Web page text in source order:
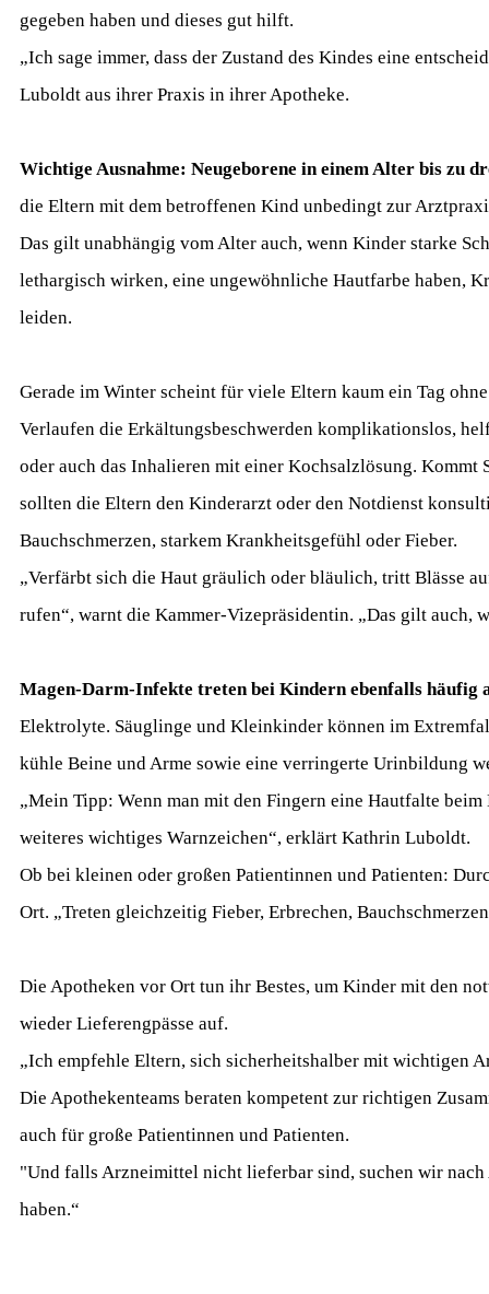
gegeben haben und dieses gut hilft.
„Ich sage immer, dass der Zustand des Kindes eine
Luboldt aus ihrer Praxis in ihrer Apotheke.
Wichtige Ausnahme: Neugeborene in einem Alter bis zu
die Eltern mit dem betroffenen Kind unbedingt zur
Das gilt unabhängig vom Alter auch, wenn Kinder starke
lethargisch wirken, eine ungewöhnliche Hautfarbe haben,
leiden.
Gerade im Winter scheint für viele Eltern kaum ein Tag
Verlaufen die Erkältungsbeschwerden komplikationslos,
oder auch das Inhalieren mit einer Kochsalzlösung. Kommt
sollten die Eltern den Kinderarzt oder den Notdienst
Bauchschmerzen, starkem Krankheitsgefühl oder Fieber.
„Verfärbt sich die Haut gräulich oder bläulich, tritt Blässe
rufen“, warnt die Kammer-Vizepräsidentin. „Das gilt auch,
Magen-Darm-Infekte treten bei Kindern ebenfalls häufig
Elektrolyte. Säuglinge und Kleinkinder können im
kühle Beine und Arme sowie eine verringerte Urinbildung
„Mein Tipp: Wenn man mit den Fingern eine Hautfalte
weiteres wichtiges Warnzeichen“, erklärt Kathrin Luboldt.
Ob bei kleinen oder großen Patientinnen und Patienten:
Ort. „Treten gleichzeitig Fieber, Erbrechen,
Die Apotheken vor Ort tun ihr Bestes, um Kinder mit den
wieder Lieferengpässe auf.
„Ich empfehle Eltern, sich sicherheitshalber mit wichtigen
Die Apothekenteams beraten kompetent zur richtigen
auch für große Patientinnen und Patienten.
"Und falls Arzneimittel nicht lieferbar sind, suchen wir
haben.“